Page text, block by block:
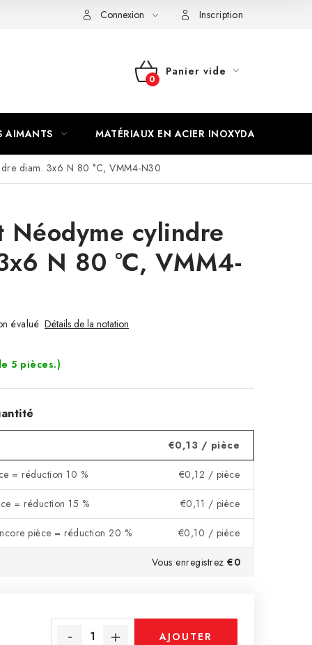
Connexion Inscription
PANIER
Panier vide
AIMANTS MATÉRIAUX EN ACIER INOXYDABLE
diam. 3x6 N 80 °C, VMM4-N30
Néodyme cylindre
N 80 °C, VMM4-
évalué Détails de la notation
5 pièces.)
€0,13 / pièce
= réduction 10 % €0,12 / pièce
= réduction 15 % €0,11 / pièce
pièce = réduction 20 % €0,10 / pièce
Vous enregistrez €0
AJOUTER